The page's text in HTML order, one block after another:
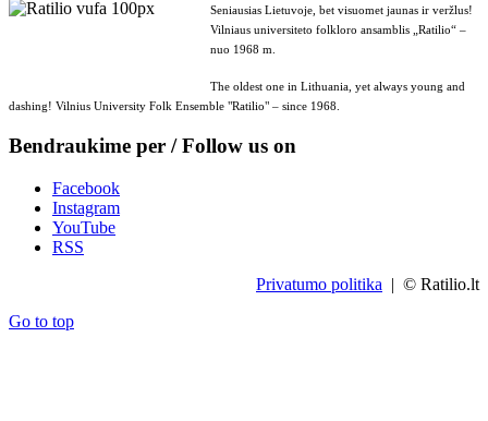
Seniausias Lietuvoje, bet visuomet jaunas ir veržlus!
Vilniaus universiteto folkloro ansamblis „Ratilio“ –
nuo 1968 m.
The oldest one in Lithuania, yet always young and
dashing! Vilnius University Folk Ensemble "Ratilio" – since 1968.
Bendraukime per / Follow us on
Facebook
Instagram
YouTube
RSS
Privatumo politika | © Ratilio.lt
Go to top